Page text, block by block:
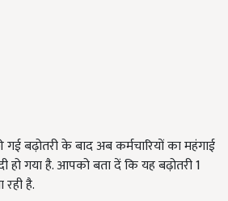
बढ़ोतरी के बाद अब कर्मचारियों का महंगाई
हो गया है. आपको बता दें कि यह बढ़ोतरी 1
है.